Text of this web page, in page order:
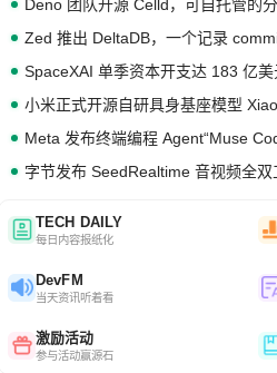
Deno 团队开源 Celld，可自托管的
SpaceXAI 单季资本开支达 183 亿美
小米正式开源自研具身基座模型
Meta 发布终端编程 Agent“Muse
字节发布 SeedRealtime 音视频全双
TECH DAILY
每日内容报纸化
DevFM
当天资讯听着看
激励活动
参与活动赢源石